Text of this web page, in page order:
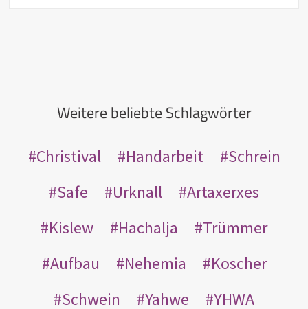
Weitere beliebte Schlagwörter
Christival Handarbeit
Schrein
Safe
Urknall
Artaxerxes
Kislew
Hachalja
Trümmer
Aufbau
Nehemia
Koscher
Schwein
Yahwe YHWA